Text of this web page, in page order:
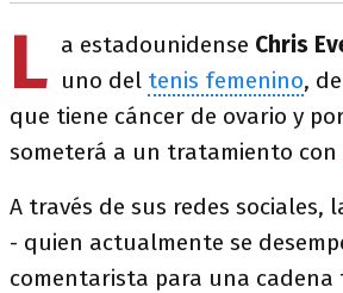
L a estadounidense Chris
uno del tenis femenino,
que tiene cáncer de ovario y
someterá a un tratamiento con
A través de sus redes sociales,
- quien actualmente se
comentarista para una cadena